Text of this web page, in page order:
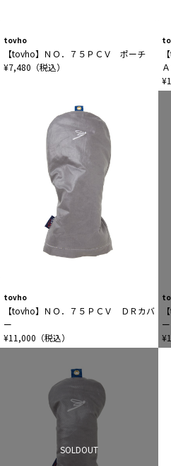
tovho
【tovho】ＮＯ．７５ＰＣＶ ポーチ
¥7,480（税込）
tovho
【tovho】ＮＯ．７５ＰＣＶ ＤＲカバ
ー
¥11,000（税込）
ー
SOLDOUT